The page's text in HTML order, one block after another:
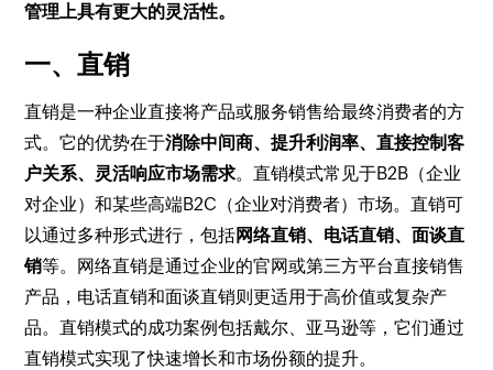
管理上具有更大的灵活性。
一、直销
直销是一种企业直接将产品或服务销售给最终消费者的方
式。它的优势在于消除中间商、提升利润率、直接控制客
户关系、灵活响应市场需求。直销模式常见于B2B（企业
对企业）和某些高端B2C（企业对消费者）市场。直销可
以通过多种形式进行，包括网络直销、电话直销、面谈直
销等。网络直销是通过企业的官网或第三方平台直接销售
产品，电话直销和面谈直销则更适用于高价值或复杂产
品。直销模式的成功案例包括戴尔、亚马逊等，它们通过
直销模式实现了快速增长和市场份额的提升。